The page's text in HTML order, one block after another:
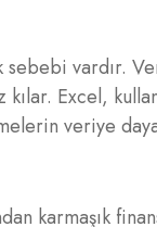
sebebi vardır.
Excel,
veriye
karmaşık